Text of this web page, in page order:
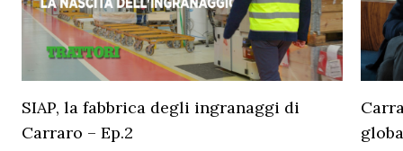
SIAP, la fabbrica degli ingranaggi di
Carraro – Ep.2